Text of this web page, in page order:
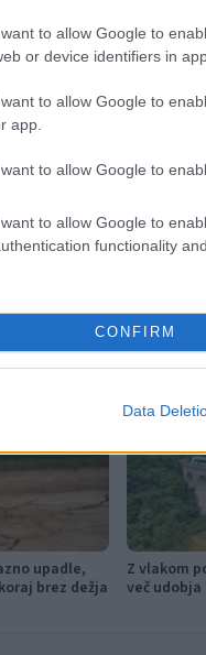
to allow Google to
or device identifiers in
to allow Google to
app.
to allow Google to
to allow Google to
functionality
CONFIRM
Data
vsebinami bodo
upadle,
brez dežja
Z vlakom
več udobja